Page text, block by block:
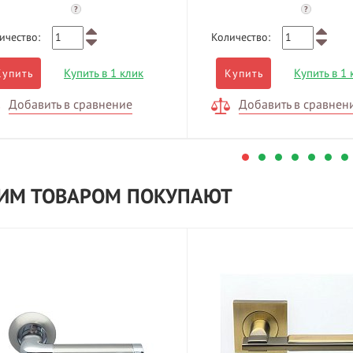
?
Купить в 1 клик
Добавить в сравнение
?
Количество:
Купить Купить в 1
Добавить в
ТОВАРОМ ПОКУПАЮТ